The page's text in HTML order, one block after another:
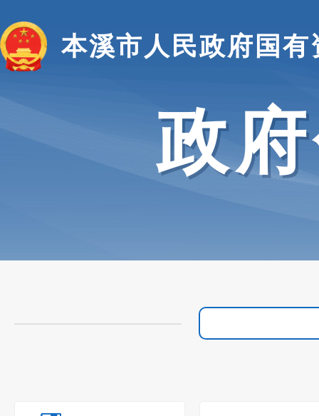
本溪市人民政府国
政